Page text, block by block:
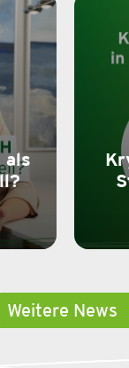
als
Weitere News